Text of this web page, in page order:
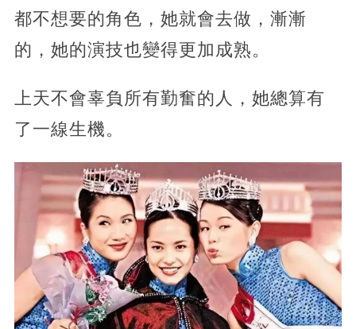
都不想要的角色，她就會去做，漸漸
的，她的演技也變得更加成熟。
上天不會辜負所有勤奮的人，她總算有
了一線生機。